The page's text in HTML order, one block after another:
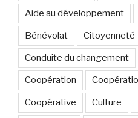
Aide au développement
Bénévolat Citoyenneté
Conduite du changement
Coopération
Coopérative Culture